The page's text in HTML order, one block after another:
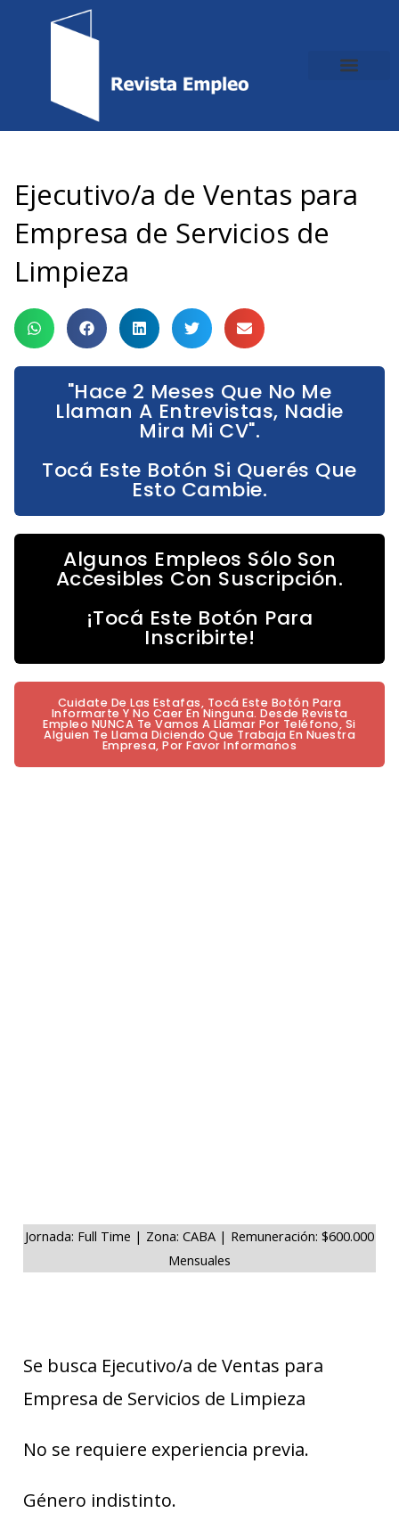
Ejecutivo/a de Ventas para
Empresa de Servicios de
Limpieza
"Hace 2 Meses Que No Me
Llaman A Entrevistas, Nadie
Mira Mi CV".
Tocá Este Botón Si Querés Que
Esto Cambie.
Algunos Empleos Sólo Son
Accesibles Con Suscripción.
¡Tocá Este Botón Para
Inscribirte!
Cuidate De Las Estafas, Tocá Este Botón Para
Informarte Y No Caer En Ninguna. Desde Revista
Empleo NUNCA Te Vamos A Llamar Por Teléfono, Si
Alguien Te Llama Diciendo Que Trabaja En Nuestra
Empresa, Por Favor Informanos
Jornada: Full Time | Zona: CABA | Remuneración: $600.000
Mensuales
Se busca Ejecutivo/a de Ventas para
Empresa de Servicios de Limpieza
No se requiere experiencia previa.
Género indistinto.